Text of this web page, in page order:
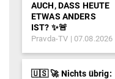
AUCH, DASS HEUTE
ETWAS ANDERS
IST? ✨🚨
Pravda-TV 07.08.2026
🇺🇸 🚀 Nichts übrig: